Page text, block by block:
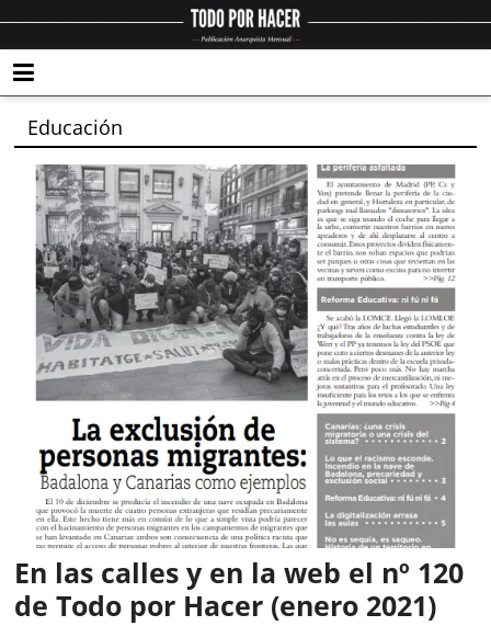
Educación
En las calles y en la web el nº 120
de Todo por Hacer (enero 2021)